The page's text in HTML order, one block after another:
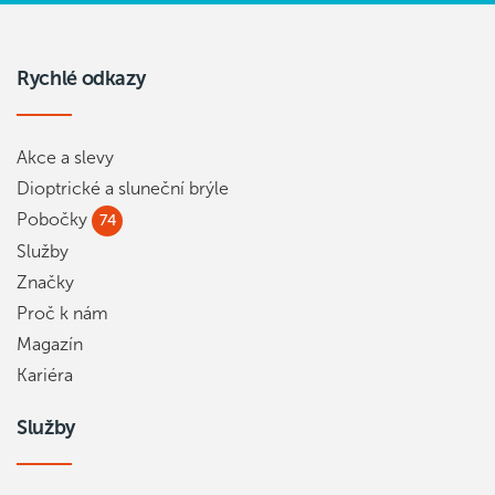
Rychlé odkazy
Akce a slevy
Dioptrické a sluneční brýle
Pobočky
74
Služby
Značky
Proč k nám
Magazín
Kariéra
Služby